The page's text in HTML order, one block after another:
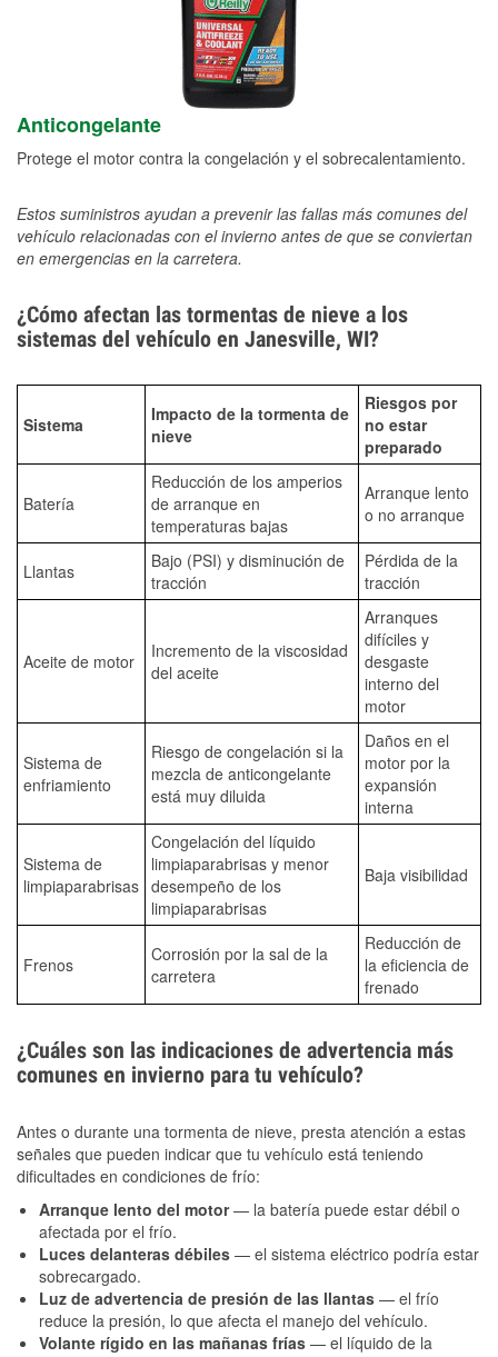
Anticongelante
Protege el motor contra la congelación y el sobrecalentamiento.
Estos suministros ayudan a prevenir las fallas más comunes del
vehículo relacionadas con el invierno antes de que se conviertan
en emergencias en la carretera.
¿Cómo afectan las tormentas de nieve a los
sistemas del vehículo en Janesville, WI?
Sistema
Impacto de la tormenta de
nieve
Riesgos por
no estar
preparado
Batería
Reducción de los amperios
de arranque en
temperaturas bajas
Arranque lento
o no arranque
Llantas
Bajo (PSI) y disminución de
tracción
Pérdida de la
tracción
Aceite de motor
Incremento de la viscosidad
del aceite
Arranques
difíciles y
desgaste
interno del
motor
Sistema de
enfriamiento
Riesgo de congelación si la
mezcla de anticongelante
está muy diluida
Daños en el
motor por la
expansión
interna
Sistema de
limpiaparabrisas
Congelación del líquido
limpiaparabrisas y menor
desempeño de los
limpiaparabrisas
Baja visibilidad
Frenos
Corrosión por la sal de la
carretera
Reducción de
la eficiencia de
frenado
¿Cuáles son las indicaciones de advertencia más
comunes en invierno para tu vehículo?
Antes o durante una tormenta de nieve, presta atención a estas
señales que pueden indicar que tu vehículo está teniendo
dificultades en condiciones de frío:
Arranque lento del motor— la batería puede estar débil o
afectada por el frío.
Luces delanteras débiles — el sistema eléctrico podría estar
sobrecargado.
Luz de advertencia de presión de las llantas — el frío
reduce la presión, lo que afecta el manejo del vehículo.
Volante rígido en las mañanas frías — el líquido de la